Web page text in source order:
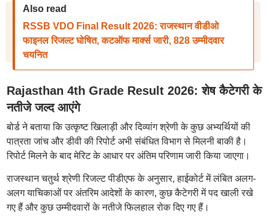
Also read
RSSB VDO Final Result 2026: राजस्थान वीडीओ
फाइनल रिजल्ट घोषित, कटऑफ मार्क्स जारी, 828 उम्मीदवार
चयनित
Rajasthan 4th Grade Result 2026: शेष कैटेगरी के
नतीजे जल्द आएंगे
बोर्ड ने बताया कि उत्कृष्ट खिलाड़ी और दिव्यांग श्रेणी के कुछ अभ्यर्थियों की
पात्रता जांच और डीवी की रिपोर्ट अभी संबंधित विभाग से मिलनी बाकी है।
रिपोर्ट मिलने के बाद मेरिट के आधार पर अंतिम परिणाम जारी किया जाएगा।
राजस्थान चतुर्थ श्रेणी रिजल्ट पीडीएफ के अनुसार, हाईकोर्ट में लंबित अलग-
अलग याचिकाओं पर अंतरिम आदेशों के कारण, कुछ कैटेगरी में पद खाली रखे
गए हैं और कुछ उम्मीदवारों के नतीजे फिलहाल रोक दिए गए हैं।